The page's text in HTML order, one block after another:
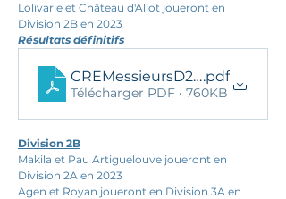
Lolivarie et Château d'Allot joueront en
Division 2B en 2023
Résultats définitifs
CREMessieursD2AResDef2022
.pdf
Télécharger PDF • 760KB
Division 2B
Makila et Pau Artiguelouve joueront en
Division 2A en 2023
Agen et Royan joueront en Division 3A en